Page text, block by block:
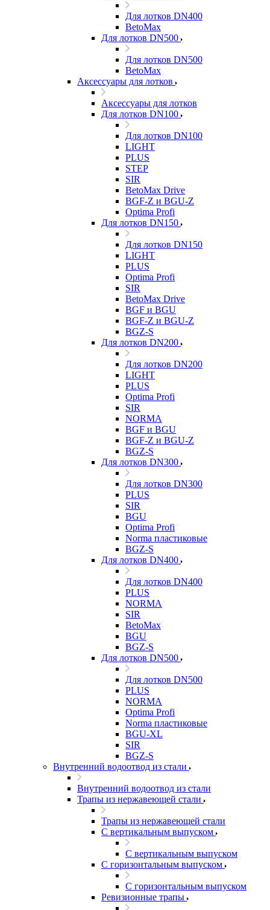
Для лотков DN400
BetoMax
Для лотков DN500
Для лотков DN500
BetoMax
Аксессуары для лотков
Аксессуары для лотков
Для лотков DN100
Для лотков DN100
LIGHT
PLUS
STEP
SIR
BetoMax Drive
BGF-Z и BGU-Z
Optima Profi
Для лотков DN150
Для лотков DN150
LIGHT
PLUS
Optima Profi
SIR
BetoMax Drive
BGF и BGU
BGF-Z и BGU-Z
BGZ-S
Для лотков DN200
Для лотков DN200
LIGHT
PLUS
Optima Profi
SIR
NORMA
BGF и BGU
BGF-Z и BGU-Z
BGZ-S
Для лотков DN300
Для лотков DN300
PLUS
SIR
BGU
Optima Profi
Norma пластиковые
BGZ-S
Для лотков DN400
Для лотков DN400
PLUS
NORMA
SIR
BetoMax
BGU
BGZ-S
Для лотков DN500
Для лотков DN500
PLUS
NORMA
Optima Profi
Norma пластиковые
BGU-XL
SIR
BGZ-S
Внутренний водоотвод из стали
Внутренний водоотвод из стали
Трапы из нержавеющей стали
Трапы из нержавеющей стали
С вертикальным выпуском
С вертикальным выпуском
С горизонтальным выпуском
С горизонтальным выпуском
Ревизионные трапы